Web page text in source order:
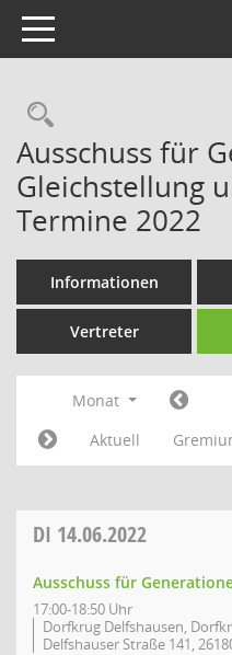
Toggle navigation
Ausschuss für
Gleichstellung
Termine 2022
Informationen
Vertreter
Monat
Aktuell
DI 14.06.2022
Ausschuss für
17:00-18:50 Uhr
Dorfkrug Delfshausen,
Delfshauser Straße 141,